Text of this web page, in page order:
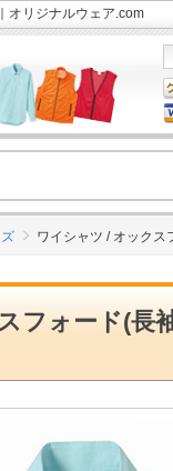
オリジナルウェア.com
ワイシャツ / オックス
フォード(長